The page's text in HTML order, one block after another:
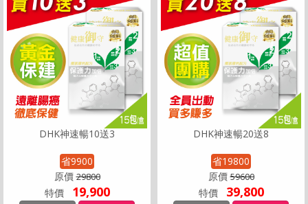
DHK神速暢10送3
省9900
原價29800
特價 19,900
DHK神速暢20送8
省19800
原價59600
特價 39,800